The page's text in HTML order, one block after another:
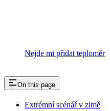
Nejde mi přidat teploměr
On this page
Extrémní scénář v zimě